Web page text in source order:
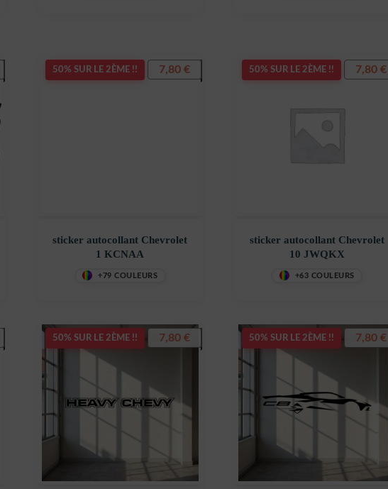
50% SUR LE 2ÈME !!
sticker autocollant Chevrolet
1 KCNAA
+79 COULEURS
7,80 € 50% SUR LE 2ÈME !!
sticker autocollant Chevrolet
10 JWQKX
+63 COULEURS
7,80€
50% SUR LE 2ÈME !! 7,80 € 50% SUR LE 2ÈME !! 7,80€